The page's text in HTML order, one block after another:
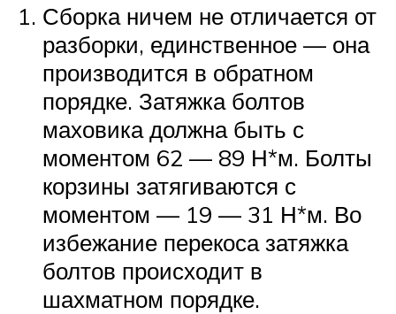
Сборка ничем не отличается от
разборки, единственное — она
производится в обратном
порядке. Затяжка болтов
маховика должна быть с
моментом 62 — 89 Н*м. Болты
корзины затягиваются с
моментом — 19 — 31 Н*м. Во
избежание перекоса затяжка
болтов происходит в
шахматном порядке.